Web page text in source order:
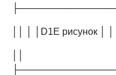
││ │ │D1E рисунок │ │